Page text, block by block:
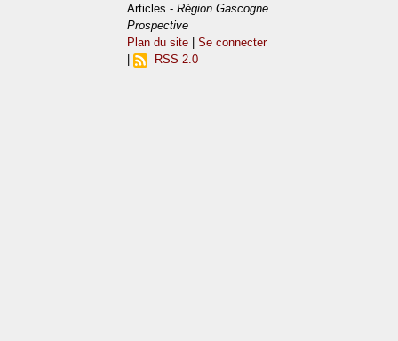
Articles -Région Gascogne
Prospective
Plan du site |Se connecter
|
RSS 2.0